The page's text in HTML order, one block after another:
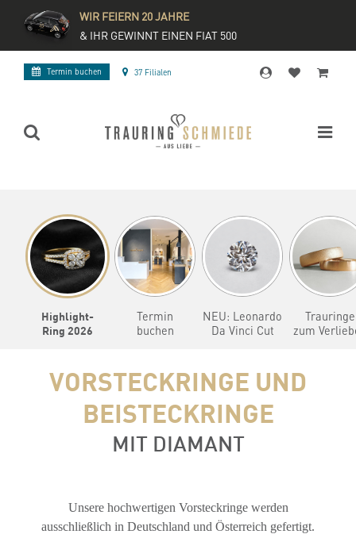
WIR FEIERN 20 JAHRE
& IHR GEWINNT EINEN FIAT 500
Termin buchen 37 Filialen
Highlight-
Ring 2026
Termin
buchen
NEU: Leonardo
Da Vinci Cut
Trauringe
zum
VORSTECKRINGE UND
BEISTECKRINGE
MIT DIAMANT
FILTER
Unsere hochwertigen Vorsteckringe werden
ausschließlich in Deutschland und Österreich gefertigt.